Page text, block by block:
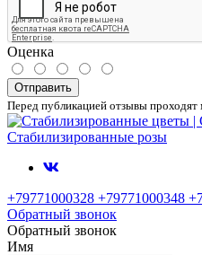
Оценка
Отправить
Перед публикацией отзывы
+79771000328 +79771000348
Обратный звонок
Обратный звонок
Имя